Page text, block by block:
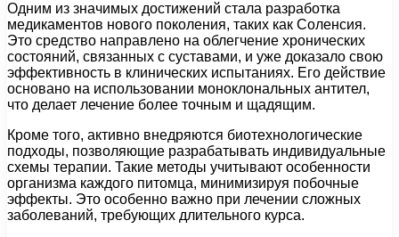
Одним из значимых достижений стала разработка
медикаментов нового поколения, таких как Соленсия.
Это средство направлено на облегчение хронических
состояний, связанных с суставами, и уже доказало свою
эффективность в клинических испытаниях. Его действие
основано на использовании моноклональных антител,
что делает лечение более точным и щадящим.
Кроме того, активно внедряются биотехнологические
подходы, позволяющие разрабатывать индивидуальные
схемы терапии. Такие методы учитывают особенности
организма каждого питомца, минимизируя побочные
эффекты. Это особенно важно при лечении сложных
заболеваний, требующих длительного курса.